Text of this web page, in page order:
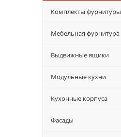
Комплекты фурнитуры
Мебельная фурнитура
Выдвижные ящики
Модульные кухни
Кухонные корпуса
Фасады